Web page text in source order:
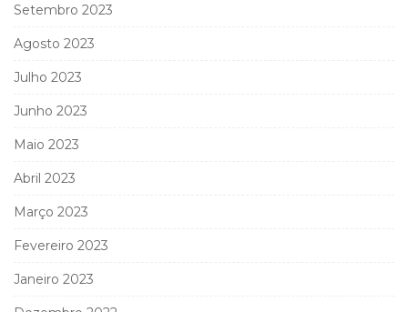
Setembro 2023
Agosto 2023
Julho 2023
Junho 2023
Maio 2023
Abril 2023
Março 2023
Fevereiro 2023
Janeiro 2023